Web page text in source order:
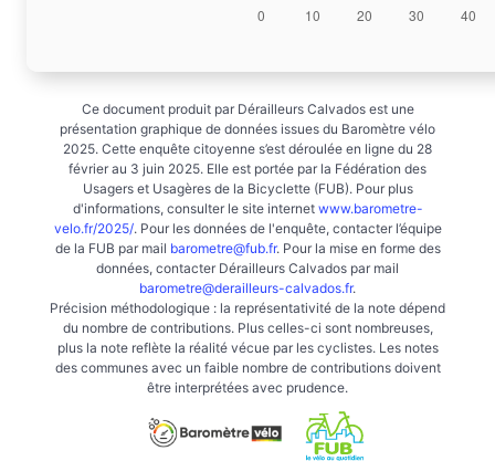
Ce document produit par Dérailleurs Calvados est une
présentation graphique de données issues du Baromètre vélo
2025. Cette enquête citoyenne s’est déroulée en ligne du 28
février au 3 juin 2025. Elle est portée par la Fédération des
Usagers et Usagères de la Bicyclette (FUB). Pour plus
d'informations, consulter le site internet www.barometre-
velo.fr/2025/. Pour les données de l'enquête, contacter l’équipe
de la FUB par mail barometre@fub.fr. Pour la mise en forme des
données, contacter Dérailleurs Calvados par mail
barometre@derailleurs-calvados.fr.
Précision méthodologique : la représentativité de la note dépend
du nombre de contributions. Plus celles-ci sont nombreuses,
plus la note reflète la réalité vécue par les cyclistes. Les notes
des communes avec un faible nombre de contributions doivent
être interprétées avec prudence.